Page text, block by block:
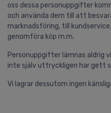
oss dessa personuppgifter
och använda dem till att
marknadsföring, till
genomföra köp m.m.
Personuppgifter lämnas aldrig
inte själv uttryckligen har gett
Vi lagrar dessutom ingen